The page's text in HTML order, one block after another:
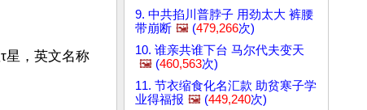
星，英文名称
9. 中共掐川普脖子 用劲太大 裤腰
带崩断 🖼️ (479,266次)
10. 谁亲共谁下台 马尔代夫变天
🖼️ (460,563次)
11. 节衣缩食化名汇款 助贫寒子学
业得福报 🖼️ (449,240次)